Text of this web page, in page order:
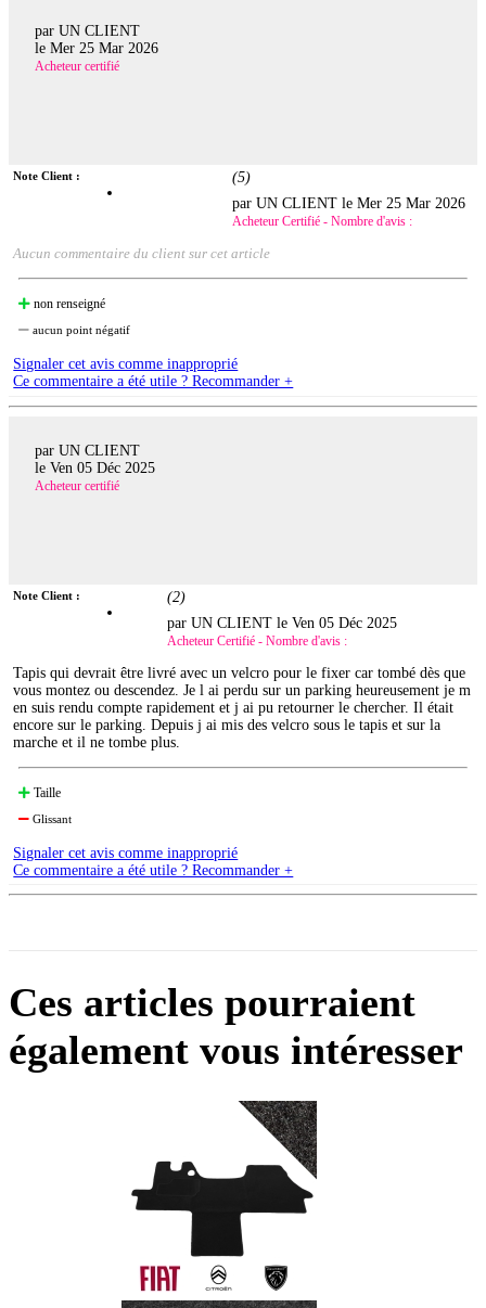
par UN CLIENT
le Mer 25 Mar 2026
Acheteur certifié
Note Client : (5)
par UN CLIENT leMer 25 Mar 2026
Acheteur Certifié - Nombre d'avis :
Aucun commentaire du client sur cet article
non renseigné
aucun point négatif
Signaler cet avis comme inapproprié
Ce commentaire a été utile ? Recommander +
par UN CLIENT
le Ven 05 Déc 2025
Acheteur certifié
Note Client : (2)
par UN CLIENT leVen 05 Déc 2025
Acheteur Certifié - Nombre d'avis :
Tapis qui devrait être livré avec un velcro pour le fixer car tombé dès que
vous montez ou descendez. Je l ai perdu sur un parking heureusement je m
en suis rendu compte rapidement et j ai pu retourner le chercher. Il était
encore sur le parking. Depuis j ai mis des velcro sous le tapis et sur la
marche et il ne tombe plus.
Taille
Glissant
Signaler cet avis comme inapproprié
Ce commentaire a été utile ? Recommander +
Ces articles pourraient
également vous intéresser